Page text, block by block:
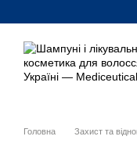
Головна Захист та